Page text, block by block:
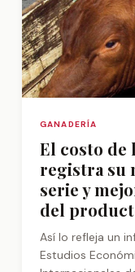
GANADERÍA
El costo de
registra su
serie y
del
Así lo refleja un
Estudios